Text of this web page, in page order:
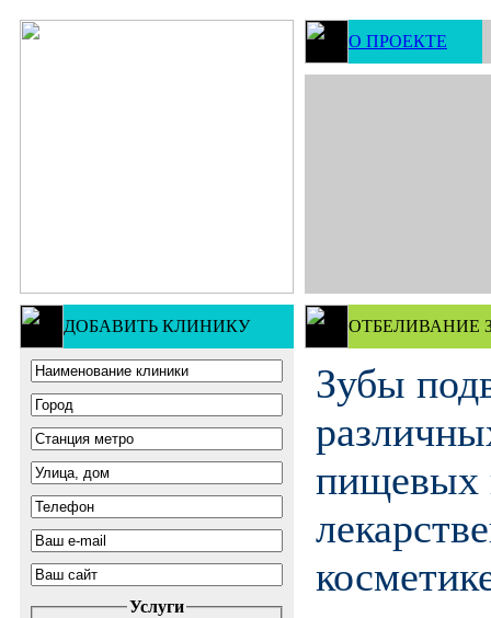
О ПРОЕКТЕ
ДОБАВИТЬ КЛИНИКУ
Услуги
ОТБЕЛИВАНИЕ
Зубы
пищевых